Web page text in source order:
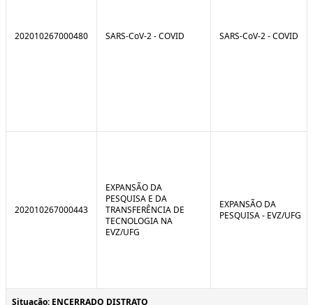
202010267000480 SARS-CoV-2 - COVID SARS-CoV-2 - COVID
202010267000443
EXPANSÃO DA
PESQUISA E DA
TRANSFERÊNCIA DE
TECNOLOGIA NA
EVZ/UFG
EXPANSÃO DA
PESQUISA - EVZ/UFG
Situação: ENCERRADO DISTRATO